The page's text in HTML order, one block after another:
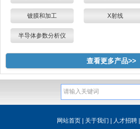
镀膜和加工 X射线
半导体参数分析仪
查看更多产品>>
网站首页| 关于我们 | 人才招聘|